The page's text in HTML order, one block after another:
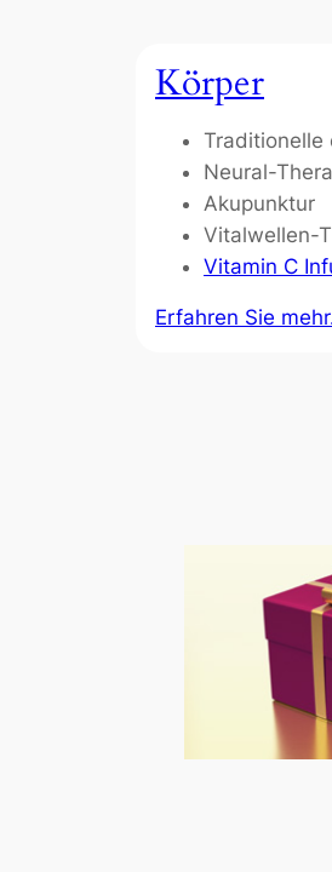
Körper
Traditionelle
Neural-
Akupunktur
Vitalwellen-
Vitamin C
Erfahren Sie